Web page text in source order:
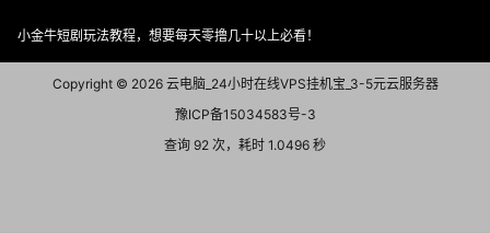
小金牛短剧玩法教程，想要每天零撸几十以上必看！
Copyright © 2026云电脑_24小时在线VPS挂机宝_3-5元云服务器
豫ICP备15034583号-3
查询 92 次，耗时 1.0496 秒